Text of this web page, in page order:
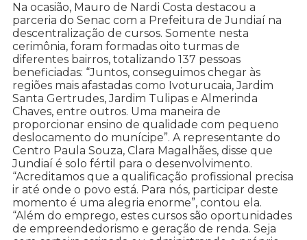
Na ocasião, Mauro de Nardi Costa destacou a
parceria do Senac com a Prefeitura de Jundiaí na
descentralização de cursos. Somente nesta
cerimônia, foram formadas oito turmas de
diferentes bairros, totalizando 137 pessoas
beneficiadas: “Juntos, conseguimos chegar às
regiões mais afastadas como Ivoturucaia, Jardim
Santa Gertrudes, Jardim Tulipas e Almerinda
Chaves, entre outros. Uma maneira de
proporcionar ensino de qualidade com pequeno
deslocamento do munícipe”. A representante do
Centro Paula Souza, Clara Magalhães, disse que
Jundiaí é solo fértil para o desenvolvimento.
“Acreditamos que a qualificação profissional precisa
ir até onde o povo está. Para nós, participar deste
momento é uma alegria enorme”, contou ela.
“Além do emprego, estes cursos são oportunidades
de empreendedorismo e geração de renda. Seja